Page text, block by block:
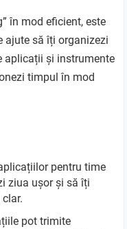
în mod eficient, este
ajute să îți organizezi
aplicații și instrumente
timpul în mod
pentru time
ziua ușor și să îți
pot trimite